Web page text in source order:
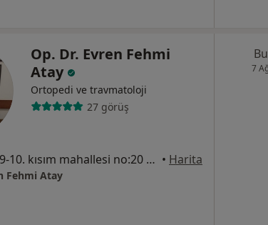
Op. Dr. Evren Fehmi
Atay
Ortopedi ve travmatoloji
27 görüş
Ataköy 7-8-9-10. kısım mahallesi no:20 A blok kat:5 , ofis no:93 Ataköy, İstanbul • Harita
Fehmi Atay
7